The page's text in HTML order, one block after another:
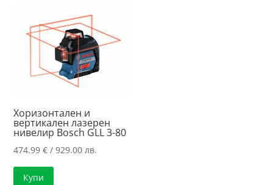
Хоризонтален и
вертикален лазерен
нивелир Bosch GLL 3-80
474.99€ / 929.00 лв.
Купи